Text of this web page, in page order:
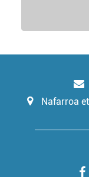
Nafarroa